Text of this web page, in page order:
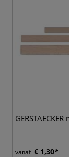
vanaf € 1,30